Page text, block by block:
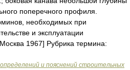
поперечного профиля.
необходимых при
и эксплуатации
1967] Рубрика термина:
и пояснений строительных